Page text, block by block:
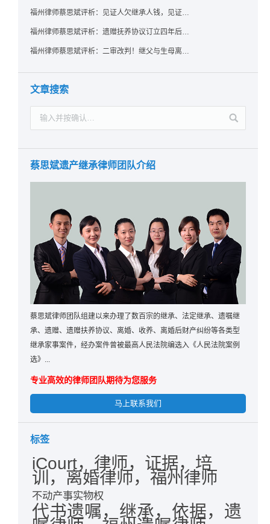
福州律师蔡思斌评析：见证人欠继承人钱，见证遗嘱还有效吗？
福州律师蔡思斌评析：遗赠抚养协议订立四年后丧失民事行为能力，协议有效吗？
福州律师蔡思斌评析：二审改判！继父与生母离婚后，曾受其抚养的继子女是否仍享有继承权？
文章搜索
蔡思斌遗产继承律师团队介绍
蔡思斌律师团队组建以来办理了数百宗的继承、法定继承、遗嘱继
承、遗赠、遗赠扶养协议、离婚、收养、离婚后财产纠纷等各类型
继承家事案件，经办案件曾被最高人民法院编选入《人民法院案例
选》...
专业高效的律师团队期待为您服务
马上联系我们
标签
iCourt，律师，证据，培
训，离婚律师，福州律师
不动产事实物权
代书遗嘱，继承，依据，遗